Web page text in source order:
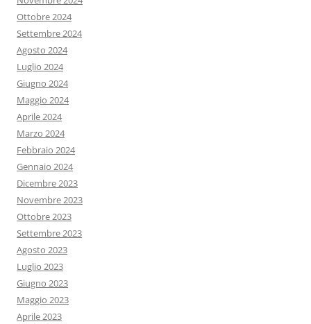
Ottobre 2024
Settembre 2024
Agosto 2024
Luglio 2024
Giugno 2024
Maggio 2024
Aprile 2024
Marzo 2024
Febbraio 2024
Gennaio 2024
Dicembre 2023
Novembre 2023
Ottobre 2023
Settembre 2023
Agosto 2023
Luglio 2023
Giugno 2023
Maggio 2023
Aprile 2023